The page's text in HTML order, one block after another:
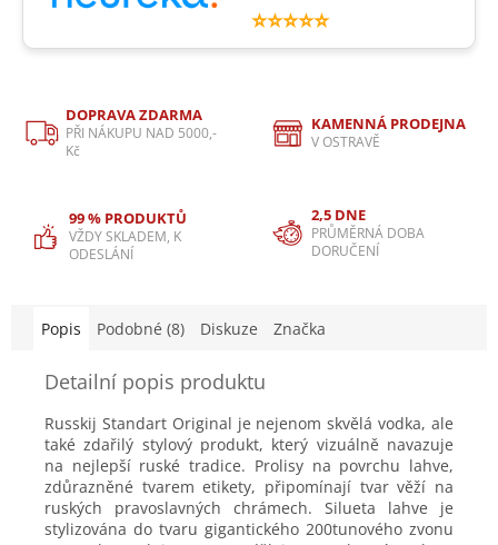
⭐⭐⭐⭐⭐
DOPRAVA ZDARMA
PŘI NÁKUPU NAD 5000,-
Kč
KAMENNÁ PRODEJNA
V OSTRAVĚ
99 % PRODUKTŮ
VŽDY SKLADEM, K
ODESLÁNÍ
2,5 DNE
PRŮMĚRNÁ DOBA
DORUČENÍ
Popis Podobné (8) Diskuze Značka
Detailní popis produktu
Russkij Standart Original je nejenom skvělá vodka, ale
také zdařilý stylový produkt, který vizuálně navazuje
na nejlepší ruské tradice. Prolisy na povrchu lahve,
zdůrazněné tvarem etikety, připomínají tvar věží na
ruských pravoslavných chrámech. Silueta lahve je
stylizována do tvaru gigantického 200tunového zvonu